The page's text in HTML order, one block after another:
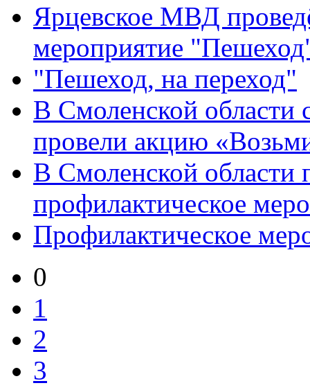
Ярцевское МВД
мероприятие
"Пешеход, на переход"
В Смоленской области
провели акцию
В Смоленской области
профилактическое
Профилактическое
0
1
2
3